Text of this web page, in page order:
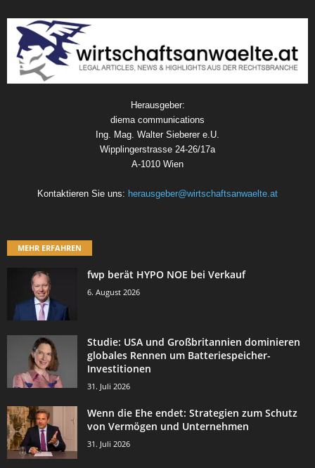
Herausgeber:
diema communications
Ing. Mag. Walter Sieberer e.U.
Wipplingerstrasse 24-26/17a
A-1010 Wien
Kontaktieren Sie uns: herausgeber@wirtschaftsanwaelte.at
MEHR ERFAHREN
fwp berät HYPO NOE bei Verkauf
6. August 2026
Studie: USA und Großbritannien dominieren
globales Rennen um Batteriespeicher-
Investitionen
31. Juli 2026
Wenn die Ehe endet: Strategien zum Schutz
von Vermögen und Unternehmen
31. Juli 2026